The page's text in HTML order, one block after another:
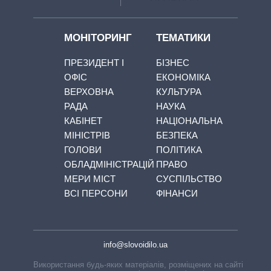
МОНІТОРИНГ
ПРЕЗИДЕНТ І
ОФІС
ВЕРХОВНА
РАДА
КАБІНЕТ
МІНІСТРІВ
ГОЛОВИ
ОБЛАДМІНІСТРАЦІЙ
МЕРИ МІСТ
ВСІ ПЕРСОНИ
ТЕМАТИКИ
БІЗНЕС
ЕКОНОМІКА
КУЛЬТУРА
НАУКА
НАЦІОНАЛЬНА
БЕЗПЕКА
ПОЛІТИКА
ПРАВО
СУСПІЛЬСТВО
ФІНАНСИ
info@slovoidilo.ua
Використання будь-яких матеріалів, розміщених на сайті,